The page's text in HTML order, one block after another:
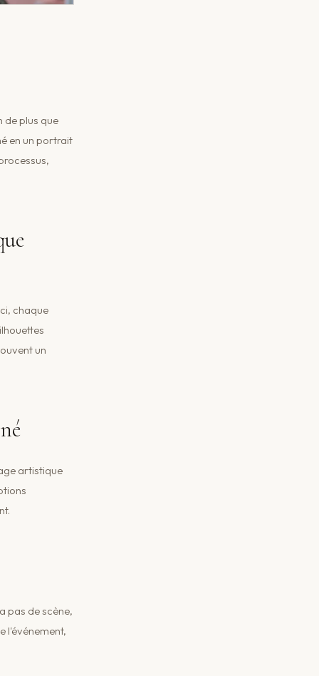
de plus que
en un portrait
chaque
un
artistique
pas de scène,
l'événement,